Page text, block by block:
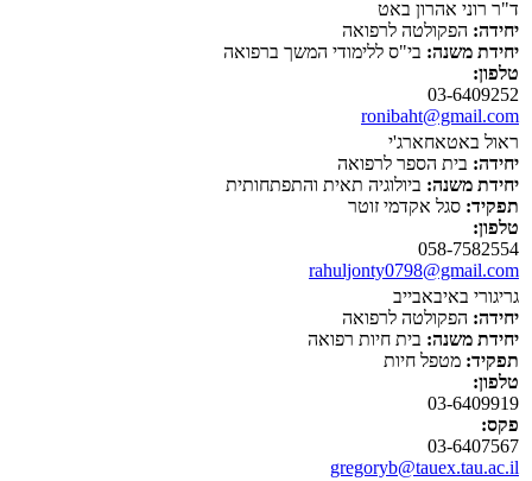
ד"ר רוני אהרון באט
יחידה: הפקולטה לרפואה
יחידת משנה: בי"ס ללימודי המשך ברפואה
טלפון:
03-6409252
ronibaht@gmail.com
ראול באטאחארג'י
יחידה: בית הספר לרפואה
יחידת משנה: ביולוגיה תאית והתפתחותית
תפקיד: סגל אקדמי זוטר
טלפון:
058-7582554
rahuljonty0798@gmail.com
גריגורי באיבאבייב
יחידה: הפקולטה לרפואה
יחידת משנה: בית חיות רפואה
תפקיד: מטפל חיות
טלפון:
03-6409919
פקס:
03-6407567
gregoryb@tauex.tau.ac.il